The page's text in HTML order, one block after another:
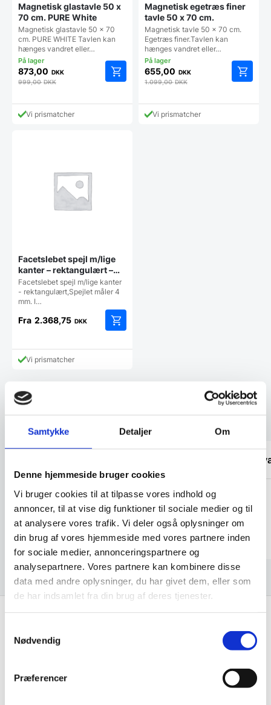
Samtykke Detaljer Om
Denne hjemmeside bruger cookies
Vi bruger cookies til at tilpasse vores indhold og
annoncer, til at vise dig funktioner til sociale medier og til
at analysere vores trafik. Vi deler også oplysninger om
din brug af vores hjemmeside med vores partnere inden
for sociale medier, annonceringspartnere og
analysepartnere. Vores partnere kan kombinere disse
data med andre oplysninger, du har givet dem, eller som
de har indsamlet fra din brug af deres tjenester.
Nødvendig
Præferencer
Magnetisk glastavle 50 x
70 cm. PURE White
Magnetisk glastavle 50 x 70
cm. PURE WHITE Tavlen kan
hænges vandret eller…
873,00 DKK
999,00DKK
Vi prismatcher
Magnetisk egetræs finer
tavle 50 x 70 cm.
Magnetisk tavle 50 x 70 cm.
Egetræs finer.Tavlen kan
hænges vandret eller…
655,00 DKK
1.099,00DKK
Vi prismatcher
Facetslebet spejl m/lige
kanter – rektangulært –
flere størrelser
Facetslebet spejl m/lige kanter
- rektangulært,Spejlet måler 4
mm. I…
Fra 2.368,75 DKK
vare
varesiden
Vi prismatcher
Kundetilfredshed
samme
Laila
“Det
Få de bedste tilbud først!
Husk at tilmelde dig vores nyhedsbrev og vær først
til de bedste tilbud. Og bare rolig, vi spammer dig